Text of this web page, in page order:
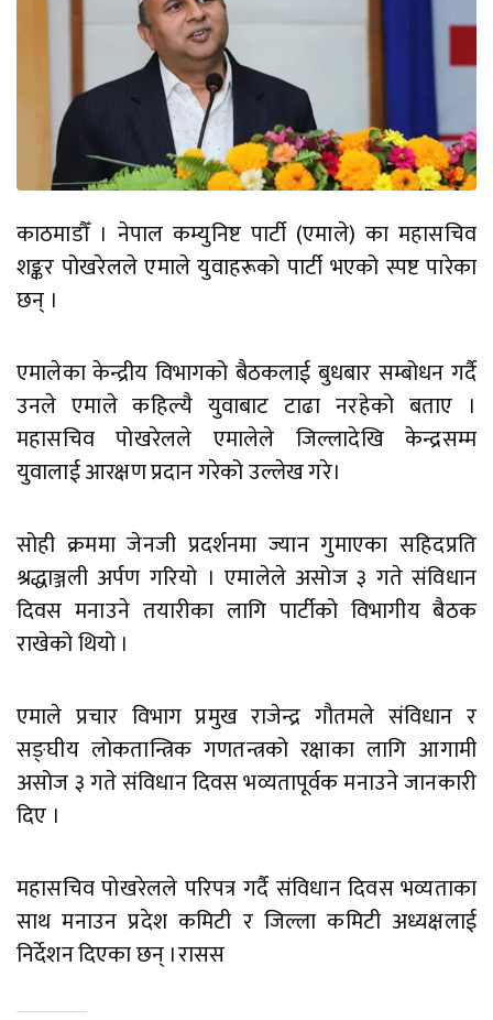
काठमाडौँ । नेपाल कम्युनिष्ट पार्टी (एमाले) का महासचिव
शङ्कर पोखरेलले एमाले युवाहरूको पार्टी भएको स्पष्ट पारेका
छन् ।
एमालेका केन्द्रीय विभागको बैठकलाई बुधबार सम्बोधन गर्दै
उनले एमाले कहिल्यै युवाबाट टाढा नरहेको बताए ।
महासचिव पोखरेलले एमालेले जिल्लादेखि केन्द्रसम्म
युवालाई आरक्षण प्रदान गरेको उल्लेख गरे।
सोही क्रममा जेनजी प्रदर्शनमा ज्यान गुमाएका सहिदप्रति
श्रद्धाञ्जली अर्पण गरियो । एमालेले असोज ३ गते संविधान
दिवस मनाउने तयारीका लागि पार्टीको विभागीय बैठक
राखेको थियो ।
एमाले प्रचार विभाग प्रमुख राजेन्द्र गौतमले संविधान र
सङ्घीय लोकतान्त्रिक गणतन्त्रको रक्षाका लागि आगामी
असोज ३ गते संविधान दिवस भव्यतापूर्वक मनाउने जानकारी
दिए ।
महासचिव पोखरेलले परिपत्र गर्दै संविधान दिवस भव्यताका
साथ मनाउन प्रदेश कमिटी र जिल्ला कमिटी अध्यक्षलाई
निर्देशन दिएका छन् ।रासस